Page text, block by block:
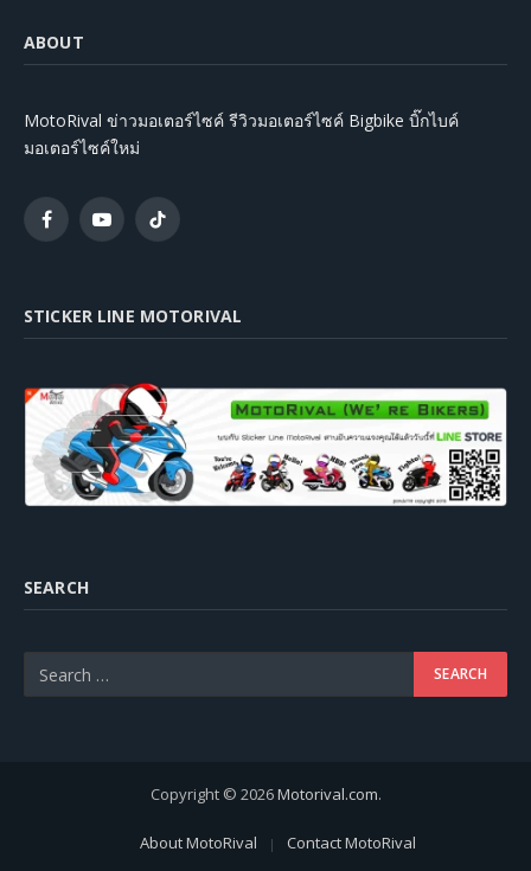
ABOUT
MotoRival ข่าวมอเตอร์ไซค์ รีวิวมอเตอร์ไซค์ Bigbike บิ๊กไบค์
มอเตอร์ไซค์ใหม่
FacebookYouTubeTikTok
STICKER LINE MOTORIVAL
SEARCH
Copyright © 2026Motorival.com.
About MotoRival Contact MotoRival